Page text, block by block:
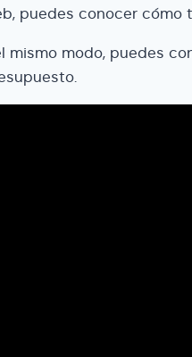
puedes conocer cómo
mismo modo, puedes